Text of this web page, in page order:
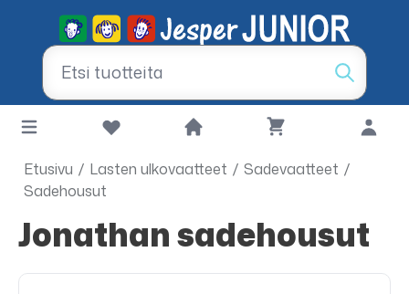
Etusivu / Lasten ulkovaatteet / Sadevaatteet /
Sadehousut
Jonathan sadehousut